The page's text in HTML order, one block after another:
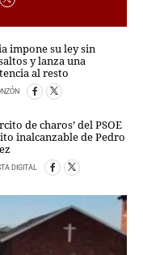
impone su ley sin
y lanza una
al resto
de charos’ del PSOE
inalcanzable de Pedro
DIGITAL